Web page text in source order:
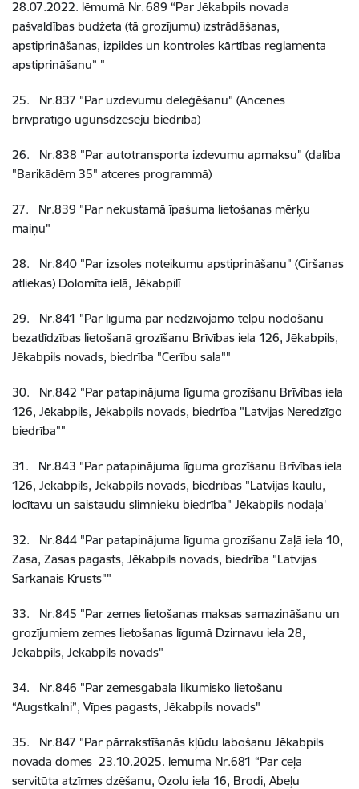
28.07.2022. lēmumā Nr. 689 “Par Jēkabpils novada
pašvaldības budžeta (tā grozījumu) izstrādāšanas,
apstiprināšanas, izpildes un kontroles kārtības reglamenta
apstiprināšanu” "
25. Nr.837 "Par uzdevumu deleģēšanu" (Ancenes
brīvprātīgo ugunsdzēsēju biedrība)
26. Nr.838 "Par autotransporta izdevumu apmaksu" (dalība
"Barikādēm 35" atceres programmā)
27. Nr.839 "Par nekustamā īpašuma lietošanas mērķu
maiņu"
28. Nr.840 "Par izsoles noteikumu apstiprināšanu" (Ciršanas
atliekas) Dolomīta ielā, Jēkabpilī
29. Nr.841 "Par līguma par nedzīvojamo telpu nodošanu
bezatlīdzības lietošanā grozīšanu Brīvības iela 126, Jēkabpils,
Jēkabpils novads, biedrība "Cerību sala""
30. Nr.842 "Par patapinājuma līguma grozīšanu Brīvības iela
126, Jēkabpils, Jēkabpils novads, biedrība "Latvijas Neredzīgo
biedrība""
31. Nr.843 "Par patapinājuma līguma grozīšanu Brīvības iela
126, Jēkabpils, Jēkabpils novads, biedrības "Latvijas kaulu,
locītavu un saistaudu slimnieku biedrība" Jēkabpils nodaļa'
32. Nr.844 "Par patapinājuma līguma grozīšanu Zaļā iela 10,
Zasa, Zasas pagasts, Jēkabpils novads, biedrība "Latvijas
Sarkanais Krusts""
33. Nr.845 "Par zemes lietošanas maksas samazināšanu un
grozījumiem zemes lietošanas līgumā Dzirnavu iela 28,
Jēkabpils, Jēkabpils novads"
34. Nr.846 "Par zemesgabala likumisko lietošanu
“Augstkalni”, Vīpes pagasts, Jēkabpils novads"
35. Nr.847 "Par pārrakstīšanās kļūdu labošanu Jēkabpils
novada domes 23.10.2025. lēmumā Nr.681 “Par ceļa
servitūta atzīmes dzēšanu, Ozolu iela 16, Brodi, Ābeļu